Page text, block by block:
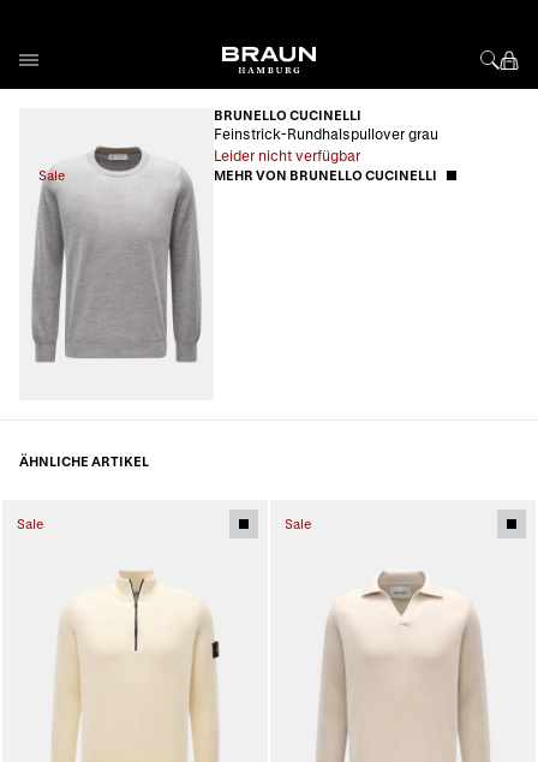
Sale
BRUNELLO CUCINELLI
Feinstrick-Rundhalspullover grau
Leider nicht verfügbar
MEHR VON BRUNELLO CUCINELLI
ÄHNLICHE ARTIKEL
Sale Sale